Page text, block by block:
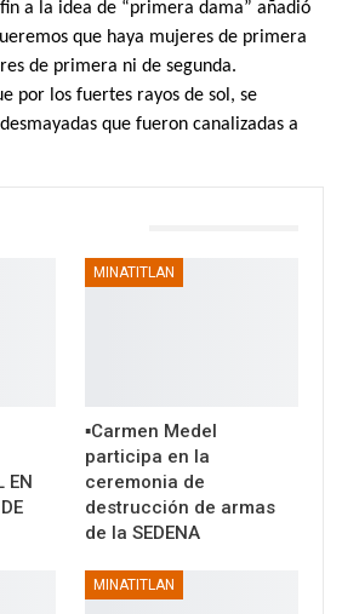
a la idea de “primera dama” añadió
que haya mujeres de primera
de primera ni de segunda.
por los fuertes rayos de sol, se
que fueron canalizadas a
EN
MINATITLAN
▪️Carmen Medel
participa en la
ceremonia de
destrucción de armas
de la SEDENA
MINATITLAN